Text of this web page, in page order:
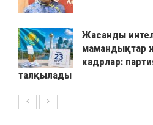
Жасанды
мамандықтар
кадрлар:
талқылады